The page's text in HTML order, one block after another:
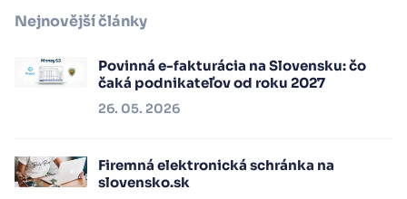
Nejnovější články
Povinná e-fakturácia na Slovensku: čo
čaká podnikateľov od roku 2027
26. 05. 2026
Firemná elektronická schránka na
slovensko.sk